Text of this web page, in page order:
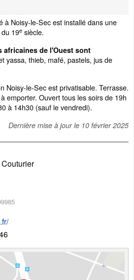
à Noisy-le-Sec est installé dans une
19e siècle.
africaines de l'Ouest sont
yassa, thieb, mafé, pastels, jus de
Noisy-le-Sec est privatisable. Terrasse.
emporter. Ouvert tous les soirs de 19h
à 14h30 (sauf le vendredi).
Dernière mise à jour le 10 février 2025